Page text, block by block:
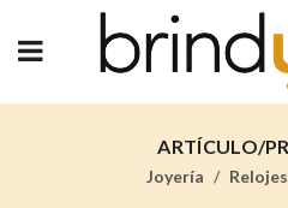
ARTÍCULO/
Joyería Relojes